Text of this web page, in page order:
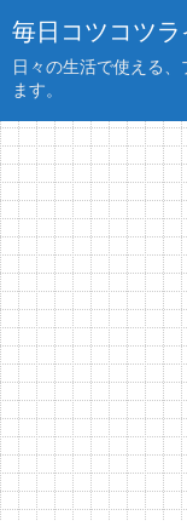
毎日コツコツラ
日々の生活で使える
ます。